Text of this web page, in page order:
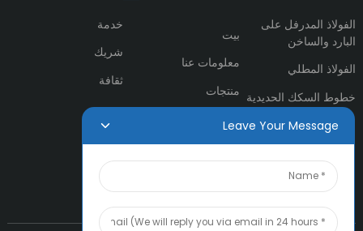
الفولاذ المدرفل على
البارد والساخن
الفولاذ المطلي
خطوط السكك الحديدية
فولاذ مقطعي
بيت
معلومات عنا
منتجات
أخبار
اتصل بنا
خدمة
شريك
ثقافة
Leave Your Message